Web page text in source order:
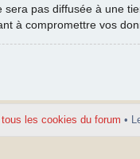
pas diffusée à une
à compromettre vos
les cookies du forum •